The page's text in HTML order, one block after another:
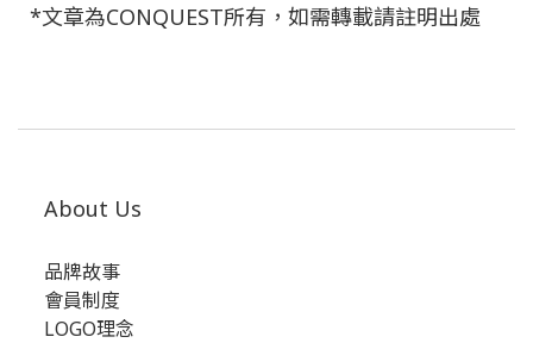
*文章為CONQUEST所有，如需轉載請註明出處
About Us
品牌故事
會員制度
LOGO理念